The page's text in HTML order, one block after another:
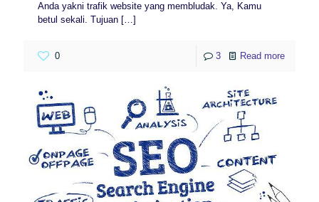
Anda yakni trafik website yang membludak. Ya, Kamu
betul sekali. Tujuan […]
0 3 Read more